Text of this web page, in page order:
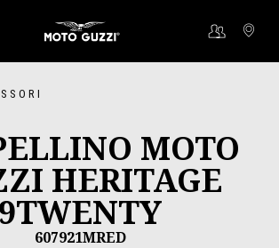
Vai al contenuto principale
MOTO
HERITAGE
9TWENTY
607921MRED